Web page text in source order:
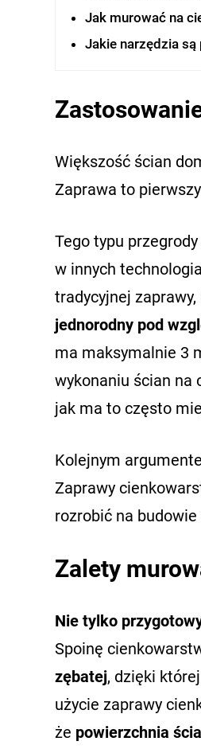
Jak murować na
Jakie narzędzia
Większość ścian
Zaprawa to
Tego typu
w innych
tradycyjnej
jednorodny pod
ma maksymalnie 3
wykonaniu ścian na
jak ma to często
Kolejnym
Zaprawy
rozrobić na
Zalety
Nie tylko
Spoinę
zębatej, dzięki
użycie zaprawy
że powierzchnia